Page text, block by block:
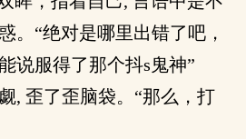
。“绝对是哪里出错了吧，
说服得了那个抖s鬼神”
, 歪了歪脑袋。“那么，打